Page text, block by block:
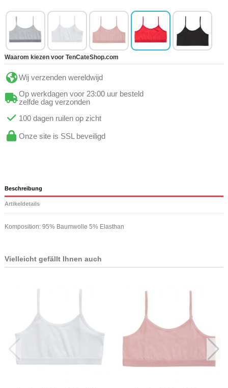
Waarom kiezen voor TenCateShop.com
Wij verzenden wereldwijd
Op werkdagen voor 23:00 uur besteld
zelfde dag verzonden
100 dagen ruilen op zicht
Onze site is SSL beveiligd
Beschreibung
Artikeldetails
Komposition: 95% Baumwolle 5% Elasthan
Vielleicht gefällt Ihnen auch